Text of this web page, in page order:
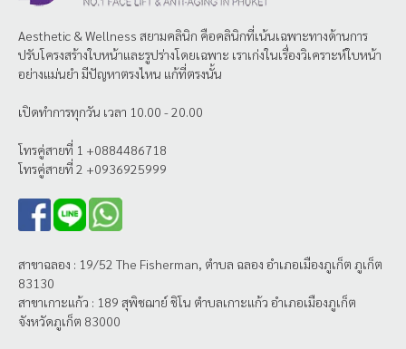
Aesthetic & Wellness สยามคลินิก คือคลินิกที่เน้นเฉพาะทางด้านการ
ปรับโครงสร้างใบหน้าและรูปร่างโดยเฉพาะ เราเก่งในเรื่องวิเคราะห์ใบหน้า
อย่างแม่นยำ มีปัญหาตรงไหน แก้ที่ตรงนั้น
เปิดทำการทุกวัน เวลา 10.00 - 20.00
โทรคู่สายที่ 1 +0884486718
โทรคู่สายที่ 2 +0936925999
สาขาฉลอง : 19/52 The Fisherman, ตำบล ฉลอง อำเภอเมืองภูเก็ต ภูเก็ต
83130
สาขาเกาะแก้ว : 189 สุพิชฌาย์ ชิโน ตำบลเกาะแก้ว อำเภอเมืองภูเก็ต
จังหวัดภูเก็ต 83000